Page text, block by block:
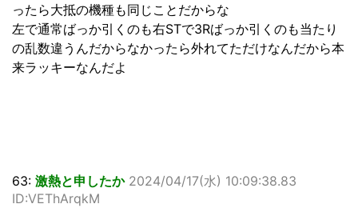
ったら大抵の機種も同じことだからな
左で通常ばっか引くのも右STで3Rばっか引くのも当たり
の乱数違うんだからなかったら外れてただけなんだから本
来ラッキーなんだよ
63: 激熱と申したか 2024/04/17(水) 10:09:38.83
ID:VEThArqkM